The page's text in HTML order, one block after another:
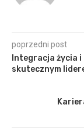
poprzedni post
Integracja życia
skutecznym